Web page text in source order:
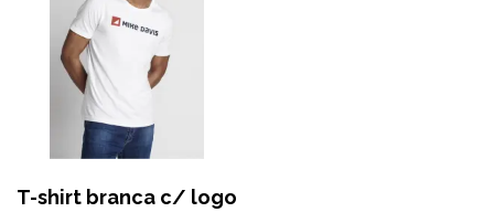
T-shirt branca c/ logo